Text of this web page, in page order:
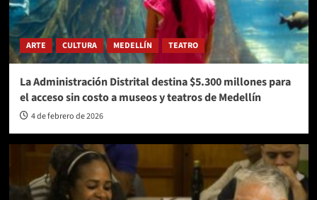
ARTE CULTURA MEDELLÍN TEATRO
La Administración Distrital destina $5.300 millones para
el acceso sin costo a museos y teatros de Medellín
4 de febrero de 2026